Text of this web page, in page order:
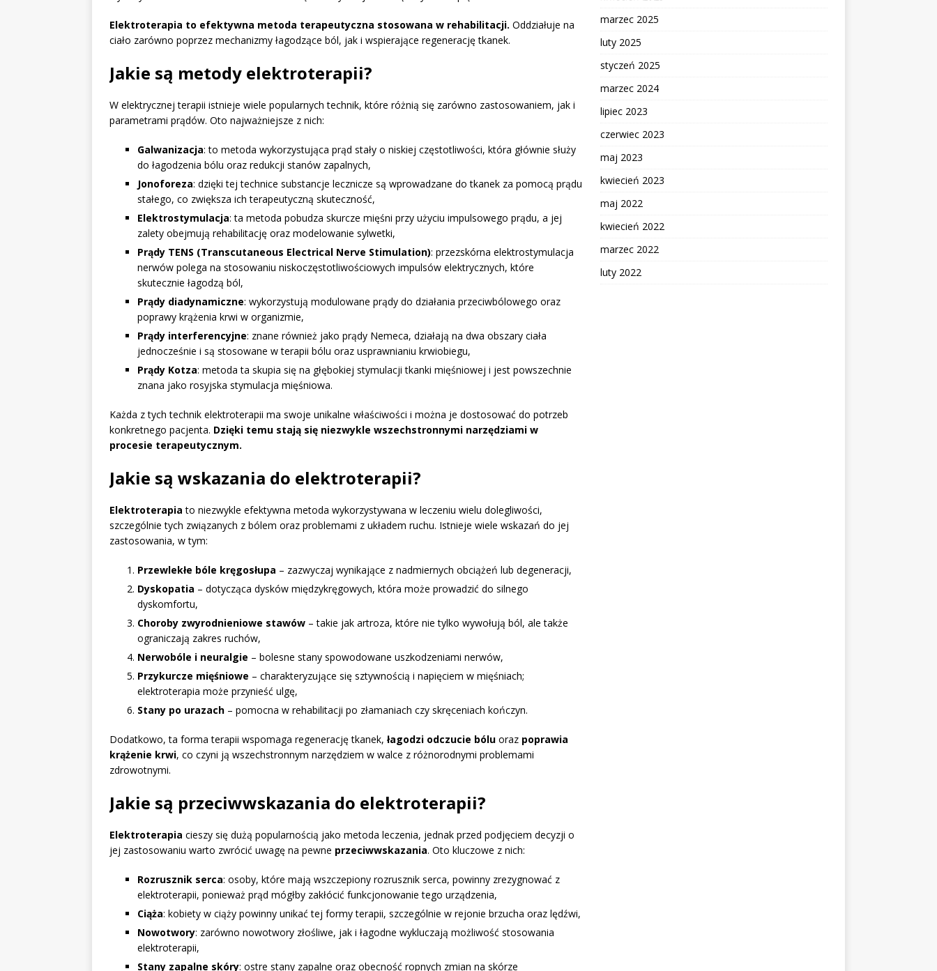
Elektroterapia to efektywna metoda terapeutyczna stosowana w rehabilitacji. Oddziałuje na
ciało zarówno poprzez mechanizmy łagodzące ból, jak i wspierające regenerację tkanek.
Jakie są metody elektroterapii?
W elektrycznej terapii istnieje wiele popularnych technik, które różnią się zarówno zastosowaniem, jak i
parametrami prądów. Oto najważniejsze z nich:
Galwanizacja: to metoda wykorzystująca prąd stały o niskiej częstotliwości, która głównie służy
do łagodzenia bólu oraz redukcji stanów zapalnych,
Jonoforeza: dzięki tej technice substancje lecznicze są wprowadzane do tkanek za pomocą prądu
stałego, co zwiększa ich terapeutyczną skuteczność,
Elektrostymulacja: ta metoda pobudza skurcze mięśni przy użyciu impulsowego prądu, a jej
zalety obejmują rehabilitację oraz modelowanie sylwetki,
Prądy TENS (Transcutaneous Electrical Nerve Stimulation): przezskórna elektrostymulacja
nerwów polega na stosowaniu niskoczęstotliwościowych impulsów elektrycznych, które
skutecznie łagodzą ból,
Prądy diadynamiczne: wykorzystują modulowane prądy do działania przeciwbólowego oraz
poprawy krążenia krwi w organizmie,
Prądy interferencyjne: znane również jako prądy Nemeca, działają na dwa obszary ciała
jednocześnie i są stosowane w terapii bólu oraz usprawnianiu krwiobiegu,
Prądy Kotza: metoda ta skupia się na głębokiej stymulacji tkanki mięśniowej i jest powszechnie
znana jako rosyjska stymulacja mięśniowa.
Każda z tych technik elektroterapii ma swoje unikalne właściwości i można je dostosować do potrzeb
konkretnego pacjenta. Dzięki temu stają się niezwykle wszechstronnymi narzędziami w
procesie terapeutycznym.
Jakie są wskazania do elektroterapii?
Elektroterapia to niezwykle efektywna metoda wykorzystywana w leczeniu wielu dolegliwości,
szczególnie tych związanych z bólem oraz problemami z układem ruchu. Istnieje wiele wskazań do jej
zastosowania, w tym:
Przewlekłe bóle kręgosłupa – zazwyczaj wynikające z nadmiernych obciążeń lub degeneracji,
Dyskopatia – dotycząca dysków międzykręgowych, która może prowadzić do silnego
dyskomfortu,
Choroby zwyrodnieniowe stawów – takie jak artroza, które nie tylko wywołują ból, ale także
ograniczają zakres ruchów,
Nerwobóle i neuralgie – bolesne stany spowodowane uszkodzeniami nerwów,
Przykurcze mięśniowe – charakteryzujące się sztywnością i napięciem w mięśniach;
elektroterapia może przynieść ulgę,
Stany po urazach – pomocna w rehabilitacji po złamaniach czy skręceniach kończyn.
Dodatkowo, ta forma terapii wspomaga regenerację tkanek, łagodzi odczucie bólu oraz poprawia
krążenie krwi, co czyni ją wszechstronnym narzędziem w walce z różnorodnymi problemami
zdrowotnymi.
Jakie są przeciwwskazania do elektroterapii?
Elektroterapia cieszy się dużą popularnością jako metoda leczenia, jednak przed podjęciem decyzji o
jej zastosowaniu warto zwrócić uwagę na pewne przeciwwskazania. Oto kluczowe z nich:
Rozrusznik serca: osoby, które mają wszczepiony rozrusznik serca, powinny zrezygnować z
elektroterapii, ponieważ prąd mógłby zakłócić funkcjonowanie tego urządzenia,
Ciąża: kobiety w ciąży powinny unikać tej formy terapii, szczególnie w rejonie brzucha oraz lędźwi,
Nowotwory: zarówno nowotwory złośliwe, jak i łagodne wykluczają możliwość stosowania
elektroterapii,
Stany zapalne skóry: ostre stany zapalne oraz obecność ropnych zmian na skórze
marzec 2025
luty 2025
styczeń 2025
marzec 2024
lipiec 2023
czerwiec 2023
maj 2023
kwiecień 2023
maj 2022
kwiecień 2022
marzec 2022
luty 2022